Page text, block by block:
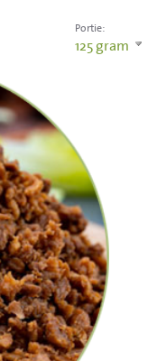
Portie:
125gram